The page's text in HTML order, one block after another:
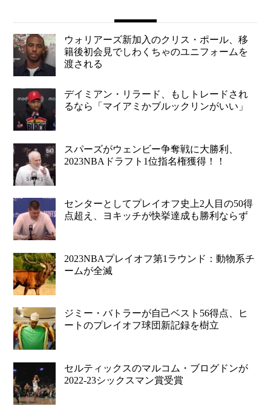
ウォリアーズ新加入のクリス・ポール、移
籍後初会見でしわくちゃのユニフォームを
渡される
デイミアン・リラード、もしトレードされ
るなら「マイアミかブルックリンがいい」
スパーズがウェンビー争奪戦に大勝利、
2023NBAドラフト1位指名権獲得！！
センターとしてプレイオフ史上2人目の50得
点超え、ヨキッチが快挙達成も勝利ならず
2023NBAプレイオフ第1ラウンド：動物系チ
ームが全滅
ジミー・バトラーが自己ベスト56得点、ヒ
ートのプレイオフ球団新記録を樹立
セルティックスのマルコム・ブログドンが
2022-23シックスマン賞受賞